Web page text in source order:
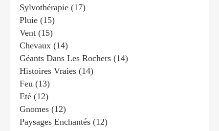
Sylvothérapie (17)
Pluie (15)
Vent (15)
Chevaux (14)
Géants Dans Les Rochers (14)
Histoires Vraies (14)
Feu (13)
Eté (12)
Gnomes (12)
Paysages Enchantés (12)